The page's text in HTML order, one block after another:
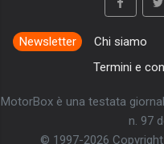
Newsletter Chi siamo
Termini e
MotorBox è una testata
n. 97
© 1997-2026 Copyright